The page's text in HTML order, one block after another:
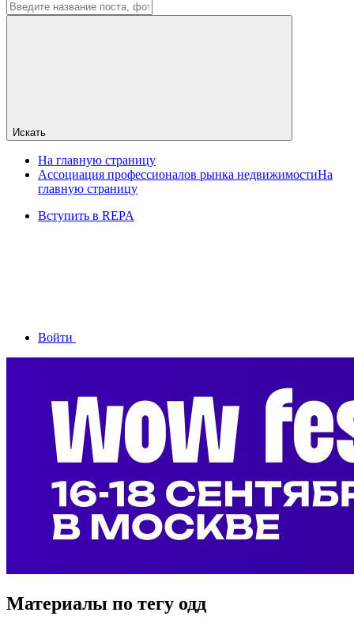
Искать
На главную страницу
Ассоциация профессионалов рынка недвижимостиНа
главную страницу
Вступить в REPA
Войти
Материалы по тегу одд